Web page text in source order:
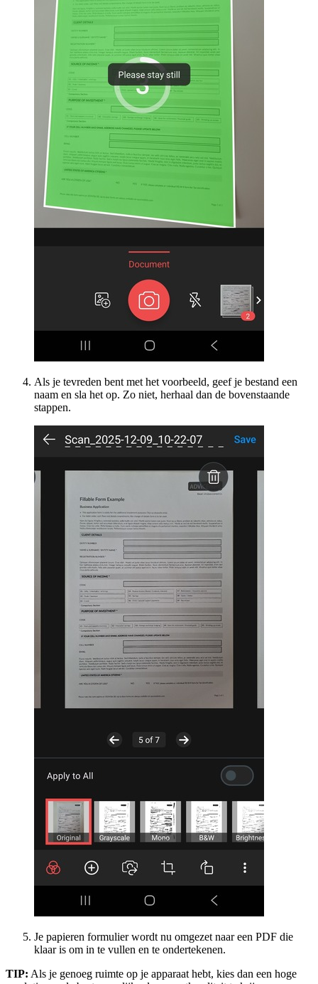
Als je tevreden bent met het voorbeeld, geef je bestand een
naam en sla het op. Zo niet, herhaal dan de bovenstaande
stappen.
Je papieren formulier wordt nu omgezet naar een PDF die
klaar is om in te vullen en te ondertekenen.
TIP: Als je genoeg ruimte op je apparaat hebt, kies dan een hoge